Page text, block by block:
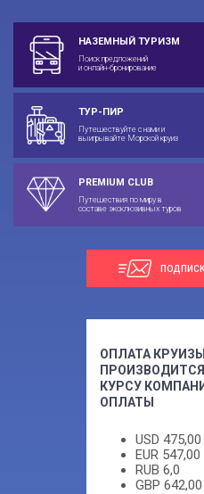
НАЗЕМНЫЙ ТУРИЗМ
Поиск предложений
и онлайн-бронирование
ТУР-ПИР
Путешествуйте с нами и
выигрывайте Морской круиз
PREMIUM CLUB
Путешествия по миру в
составе эксклюзивных туров
ОПЛАТА КРУИЗЫ
ПРОИЗВОДИТСЯ
КУРСУ
ОПЛАТЫ
USD 475,00
EUR 547,00
RUB 6,0
GBP 642,00